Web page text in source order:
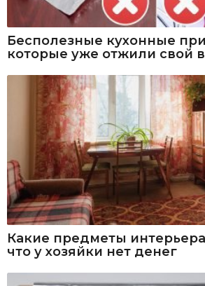
Бесполезные кухонные
которые уже отжили свой
Какие предметы
что у хозяйки нет денег